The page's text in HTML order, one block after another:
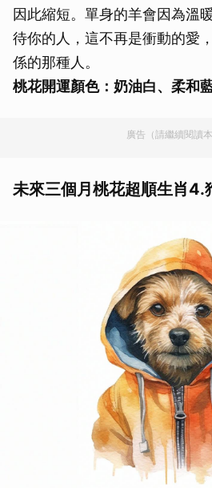
因此縮短。單身的羊會因為溫
待你的人，這不再是衝動的愛
係的那種人。
桃花開運顏色：奶油白、柔和
廣告（請繼續閱讀本
未來三個月桃花超順生肖4.